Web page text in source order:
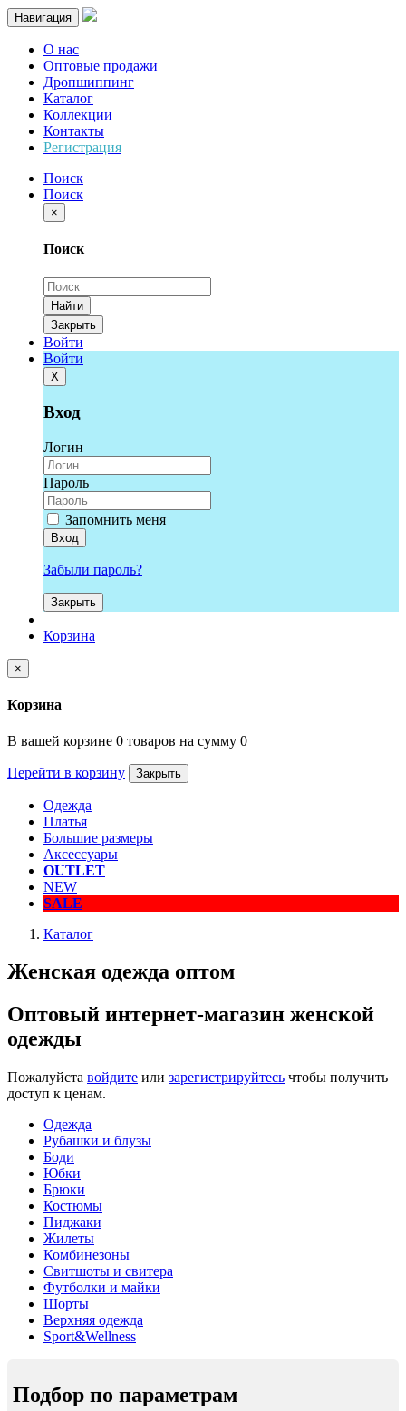
Навигация
О нас
Оптовые продажи
Дропшиппинг
Каталог
Коллекции
Контакты
Регистрация
Поиск
Поиск
×
Поиск
Найти
Закрыть
Войти
Войти
Х
Вход
Логин
Пароль
Запомнить меня
Вход
Забыли пароль?
Закрыть
Корзина
×
Корзина
В вашей корзине 0 товаров на сумму 0
Перейти в корзину Закрыть
Одежда
Платья
Большие размеры
Аксессуары
OUTLET
NEW
SALE
Каталог
Женская одежда оптом
Оптовый интернет-магазин женской
одежды
Пожалуйста войдите или зарегистрируйтесь чтобы получить
доступ к ценам.
Одежда
Рубашки и блузы
Боди
Юбки
Брюки
Костюмы
Пиджаки
Жилеты
Комбинезоны
Свитшоты и свитера
Футболки и майки
Шорты
Верхняя одежда
Sport&Wellness
Подбор по параметрам